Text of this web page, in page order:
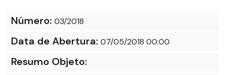
Número: 03/2018
Data de Abertura: 07/05/2018 00:00
Resumo Objeto: